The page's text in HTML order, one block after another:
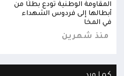
المقاومة الوطنية تودع بطلًا من
أبطالها إلى فردوس الشهداء
في المخا
منذ شهرين